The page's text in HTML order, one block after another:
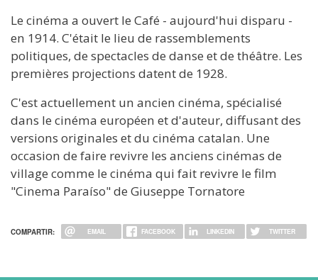
Le cinéma a ouvert le Café - aujourd'hui disparu -
en 1914. C'était le lieu de rassemblements
politiques, de spectacles de danse et de théâtre. Les
premières projections datent de 1928.
C'est actuellement un ancien cinéma, spécialisé
dans le cinéma européen et d'auteur, diffusant des
versions originales et du cinéma catalan. Une
occasion de faire revivre les anciens cinémas de
village comme le cinéma qui fait revivre le film
"Cinema Paraíso" de Giuseppe Tornatore
COMPARTIR: EMAIL FACEBOOK LINKEDIN TWITTER